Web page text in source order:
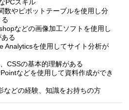
PCスキル
数やピポットテーブルを使用し分
などの画像加工ソフトを使用し
る
Analyticsを使用してサイト分析が
、CSSの基本的理解がある
などを使用して資料作成ができ
などの経験、知識をお持ちの方